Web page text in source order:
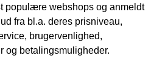
populære webshops og anmeldt
fra bl.a. deres prisniveau,
brugervenlighed,
og betalingsmuligheder.